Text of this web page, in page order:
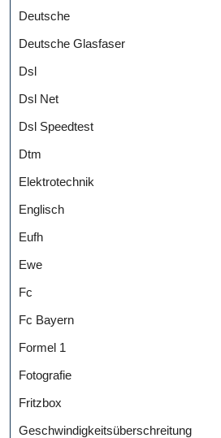
Deutsche
Deutsche Glasfaser
Dsl
Dsl Net
Dsl Speedtest
Dtm
Elektrotechnik
Englisch
Eufh
Ewe
Fc
Fc Bayern
Formel 1
Fotografie
Fritzbox
Geschwindigkeitsüberschreitung